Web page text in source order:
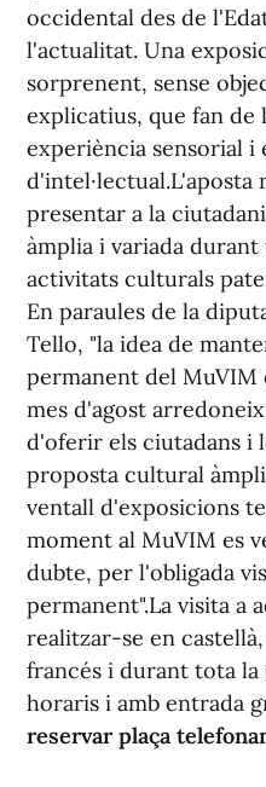
occidental des de
l'actualitat. Una
sorprenent, sense
explicatius, que fan de
experiència sensorial i
d'intel·lectual.L'aposta
presentar a la
àmplia i variada durant
activitats culturals
En paraules de la
Tello, "la idea de
permanent del
mes d'agost
d'oferir els ciutadans i
proposta cultural
ventall d'exposicions
moment al MuVIM es
dubte, per l'obligada
permanent".La visita a
realitzar-se en
francés i durant tota la
horaris i amb entrada
reservar plaça